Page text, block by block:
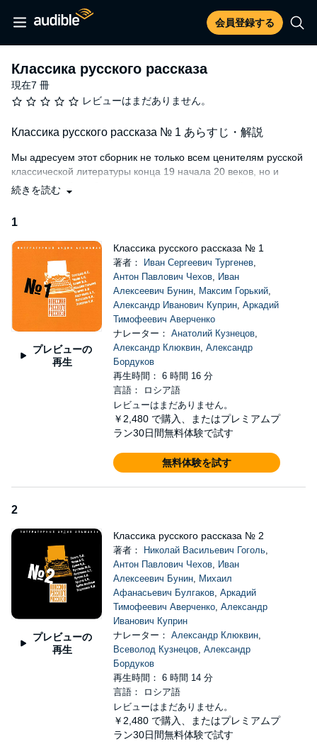
会員登録する
Классика русского рассказа
現在7 冊
レビューはまだありません。
Классика русского рассказа № 1 あらすじ・解説
Мы адресуем этот сборник не только всем ценителям русской
классической литературы конца 19 начала 20 веков, но и
учащимся общеобразовательных школ, гимназий и лицеев.
классическую литературу, но, и помогут в изучении
программы школьного и внеклассного чтения.
В сборник вошли:
"Песнь торжествующей любви" - одна из поздних
повестей Ивана Сергеевича Тургенева,
рассказывающая о дружбе, любви и слабости человека,
подвластного игре неведомых сил и страстей,
приблизивших его к краю небытия.
"Лошадиная фамилия", "Каштанка", "Хамелеон" -
знаменитые рассказы Антона Павловича Чехова,
тонкого психолога и мастера подтекста, своеобразно
сочетающего в своих произведениях воедино юмор,
лиризм и трагедию.
"Танька", "Лапти", "Антоновские яблоки" - рассказы
мастеров новеллы, развивающего в своих
произведениях лучшие традиции русского классического
реализма.
людям.
"Леночка" - блистательная повесть Александра
Ивановича Куприна о всепоглощающей, но очень
хрупкой и незащищенной любви.
"Яд", "Жена" - сатирические рассказы Аркадия
Тимофеевича Аверченко, высмеивающие пошлость и
меркантильность мыслей, эмоций, поступков
"творческой интеллигенции".
"Состязание" - произведение известного прозаика,
литературоведа и критика Викентия Викентьевича
Вересаева, рассказывающее о поисках скрытой, вечной,
покоряющей Красоты.
"Пещера" - рассказ самобытного русского писателя
Евгения Ивановича Замятина, в котором автор
сравнивает эпоху военного коммунизма с
доисторическим, пещерным периодом развития
続きを読む
1
プレビューの
再生
Классика русского рассказа № 1
著者： Иван Сергеевич Тургенев,
Антон Павлович Чехов, Иван
Алексеевич Бунин, Максим Горький,
Александр Иванович Куприн, Аркадий
Тимофеевич Аверченко
ナレーター： Анатолий Кузнецов,
Александр Клюквин, Александр
Бордуков
再生時間： 6 時間 16 分
言語： ロシア語
レビューはまだありません。
￥2,480 で購入、またはプレミアムプ
ラン30日間無料体験で試す
無料体験を試す
2
プレビューの
再生
Классика русского рассказа № 2
著者： Николай Васильевич Гоголь,
Антон Павлович Чехов, Иван
Алексеевич Бунин, Михаил
Афанасьевич Булгаков, Аркадий
Тимофеевич Аверченко, Александр
Иванович Куприн
ナレーター： Александр Клюквин,
Всеволод Кузнецов, Александр
Бордуков
再生時間： 6 時間 14 分
言語： ロシア語
レビューはまだありません。
￥2,480 で購入、またはプレミアムプ
ラン30日間無料体験で試す